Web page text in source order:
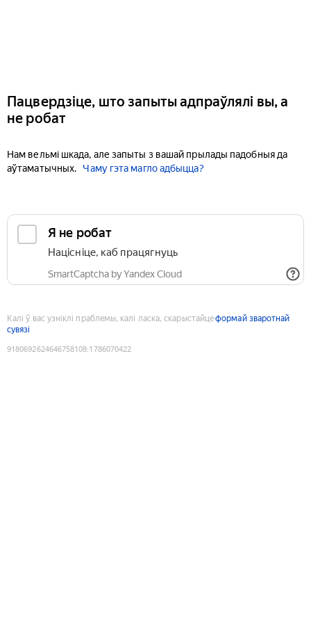
Пацвердзіце, што запыты адпраўлялі вы, а
не робат
Нам вельмі шкада, але запыты з вашай прылады падобныя да
аўтаматычных.
Чаму гэта магло адбыцца?
Я не робат
Націсніце, каб працягнуць
SmartCaptcha by Yandex Cloud
Калі ў вас узніклі праблемы, калі ласка, скарыстайцеформай зваротнай
сувязі
9180692624646758108:1786070422